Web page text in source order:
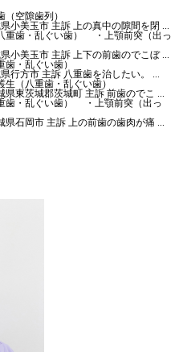
（空隙歯列）
小美玉市 主訴 上の真中の隙間を閉 ...
重歯・乱ぐい歯） ・上顎前突（出っ
小美玉市 主訴 上下の前歯のでこぼ ...
歯・乱ぐい歯）
行方市 主訴 八重歯を治したい。 ...
（八重歯・乱ぐい歯）
県東茨城郡茨城町 主訴 前歯のでこ ...
歯・乱ぐい歯） ・上顎前突（出っ
県石岡市 主訴 上の前歯の歯肉が痛 ...